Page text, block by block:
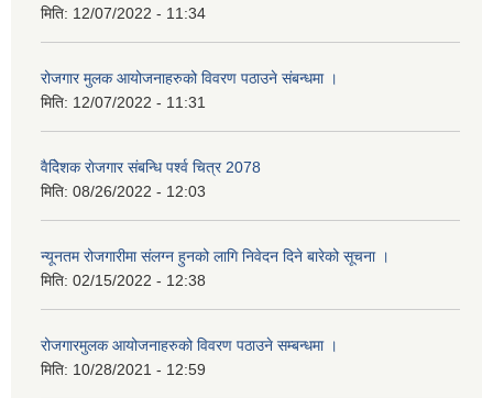
मिति: 12/07/2022 - 11:34
रोजगार मुलक आयोजनाहरुको विवरण पठाउने संबन्धमा ।
मिति: 12/07/2022 - 11:31
वैदेिशक राेजगार संबन्धि पर्श्व चित्र 2078
मिति: 08/26/2022 - 12:03
न्यूनतम रोजगारीमा संलग्न हुनको लागि निवेदन दिने बारेको सूचना ।
मिति: 02/15/2022 - 12:38
रोजगारमुलक आयोजनाहरुको विवरण पठाउने सम्बन्धमा ।
मिति: 10/28/2021 - 12:59